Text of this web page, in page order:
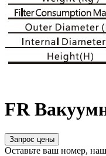
FR
Запрос цены
Оставьте ваш номер,